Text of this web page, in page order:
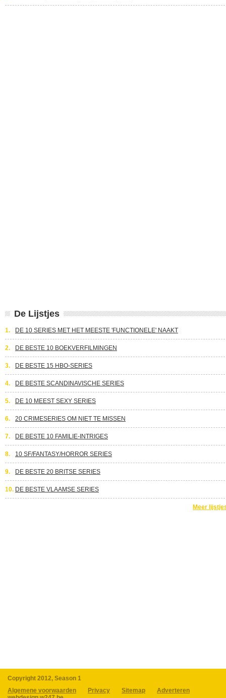
De Lijstjes
1. DE 10 SERIES MET HET MEESTE 'FUNCTIONELE' NAAKT
2. DE BESTE 10 BOEKVERFILMINGEN
3. DE BESTE 15 HBO-SERIES
4. DE BESTE SCANDINAVISCHE SERIES
5. DE 10 MEEST SEXY SERIES
6. 20 CRIMESERIES OM NIET TE MISSEN
7. DE BESTE 10 FAMILIE-INTRIGES
8. 10 SF/FANTASY/HORROR SERIES
9. DE BESTE 20 BRITSE SERIES
10. DE BESTE VLAAMSE SERIES
Meer
Copyright 2012, Season 1
Algemene voorwaarden
Privacy Sitemap
Adverteren